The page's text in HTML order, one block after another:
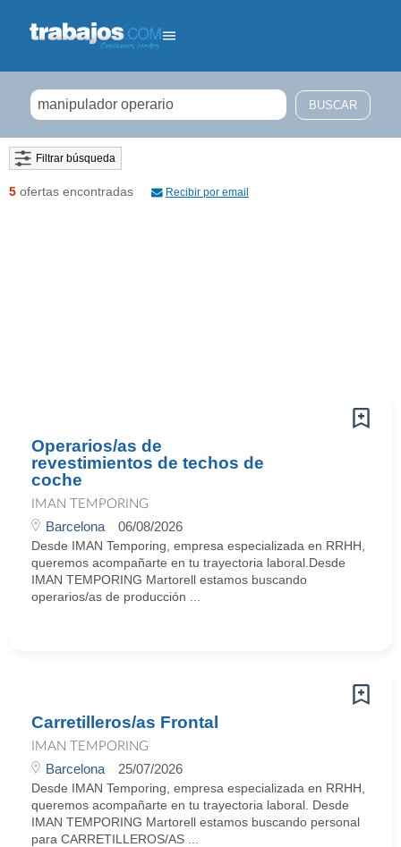
Filtrar búsqueda
5 ofertas encontradas Recibir por email
Operarios/as de
revestimientos de techos de
coche
IMAN TEMPORING
Barcelona 06/08/2026
Desde IMAN Temporing, empresa especializada en RRHH,
queremos acompañarte en tu trayectoria laboral.Desde
IMAN TEMPORING Martorell estamos buscando
operarios/as de producción ...
Carretilleros/as Frontal
IMAN TEMPORING
Barcelona 25/07/2026
Desde IMAN Temporing, empresa especializada en RRHH,
queremos acompañarte en tu trayectoria laboral. Desde
IMAN TEMPORING Martorell estamos buscando personal
para CARRETILLEROS/AS ...